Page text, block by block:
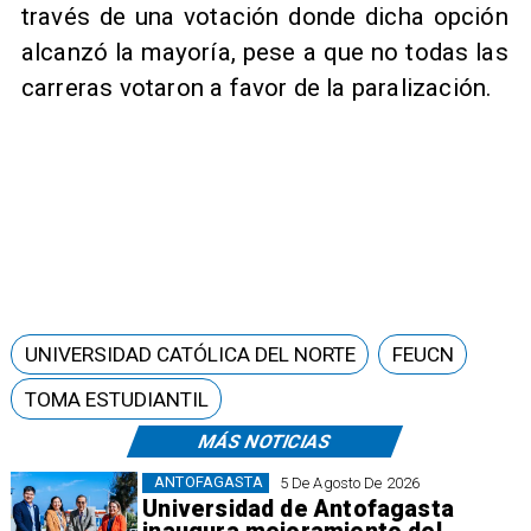
través de una votación donde dicha opción
alcanzó la mayoría, pese a que no todas las
carreras votaron a favor de la paralización.
MÁS NOTICIAS
5 De Agosto De 2026
Universidad de Antofagasta
ANTOFAGASTA
UNIVERSIDAD CATÓLICA DEL NORTE
FEUCN
TOMA ESTUDIANTIL